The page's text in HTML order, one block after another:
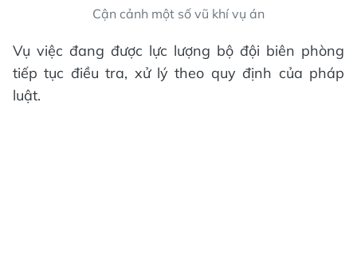
Cận cảnh một số vũ khí vụ án
Vụ việc đang được lực lượng bộ đội biên phòng
tiếp tục điều tra, xử lý theo quy định của pháp
luật.